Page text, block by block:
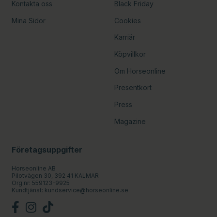
Kontakta oss
Mina Sidor
Black Friday
Cookies
Karriär
Köpvillkor
Om Horseonline
Presentkort
Press
Magazine
Företagsuppgifter
Horseonline AB
Pilotvägen 30, 392 41 KALMAR
Org.nr: 559123-9925
Kundtjänst: kundservice@horseonline.se